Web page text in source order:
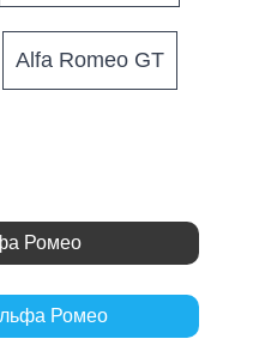
Alfa Romeo GT
Ромео
Ромео